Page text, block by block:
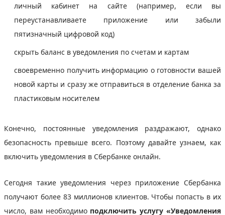
личный кабинет на сайте (например, если вы
переустанавливаете приложение или забыли
пятизначный цифровой код)
скрыть баланс в уведомления по счетам и картам
своевременно получить информацию о готовности вашей
новой карты и сразу же отправиться в отделение банка за
пластиковым носителем
Конечно, постоянные уведомления раздражают, однако
безопасность превыше всего. Поэтому давайте узнаем, как
включить уведомления в Сбербанке онлайн.
Сегодня такие уведомления через приложение Сбербанка
получают более 83 миллионов клиентов. Чтобы попасть в их
число, вам необходимо подключить услугу «Уведомления